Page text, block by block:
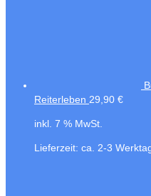
Reiterleben 29,90 €
inkl. 7 % MwSt.
Lieferzeit: ca. 2-3